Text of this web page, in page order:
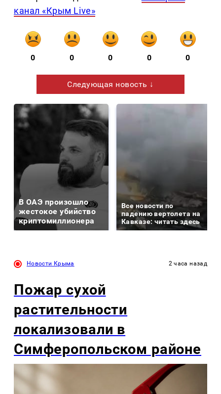
канал «Крым Live»
0 0 0 0 0
Следующая новость ↓
В ОАЭ произошло
жестокое убийство
криптомиллионера
Все новости по
падению вертолета на
Кавказе: читать здесь
Новости Крыма 2 часа назад
Пожар сухой
растительности
локализовали в
Симферопольском районе